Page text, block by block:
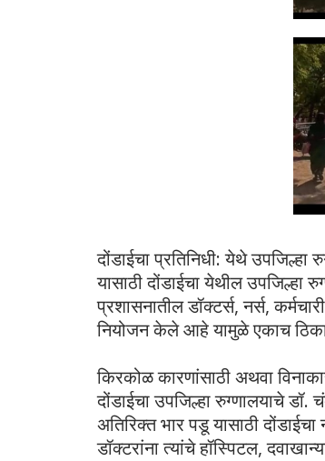
दोंडाईचा प्रतिनिधी: येथे उपजिल्हा
यासाठी दोंडाईचा येथील
प्रशासनातील डॉक्टर्स, नर्स,
नियोजन केले आहे यामुळे एकाच
किरकोळ कारणांसाठी अथवा
दोंडाईचा उपजिल्हा रुग्णालयाचे
अतिरिक्त भार पडू यासाठी
डॉक्टरांना त्यांचे हॉस्पिटल,